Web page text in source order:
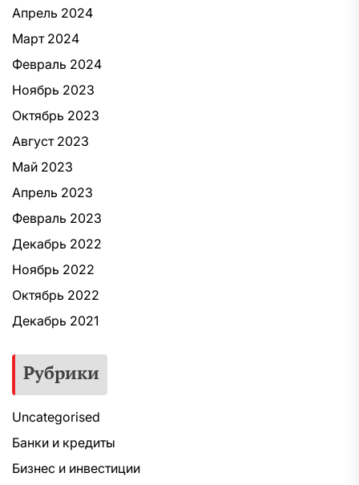
Апрель 2024
Март 2024
Февраль 2024
Ноябрь 2023
Октябрь 2023
Август 2023
Май 2023
Апрель 2023
Февраль 2023
Декабрь 2022
Ноябрь 2022
Октябрь 2022
Декабрь 2021
Рубрики
Uncategorised
Банки и кредиты
Бизнес и инвестиции